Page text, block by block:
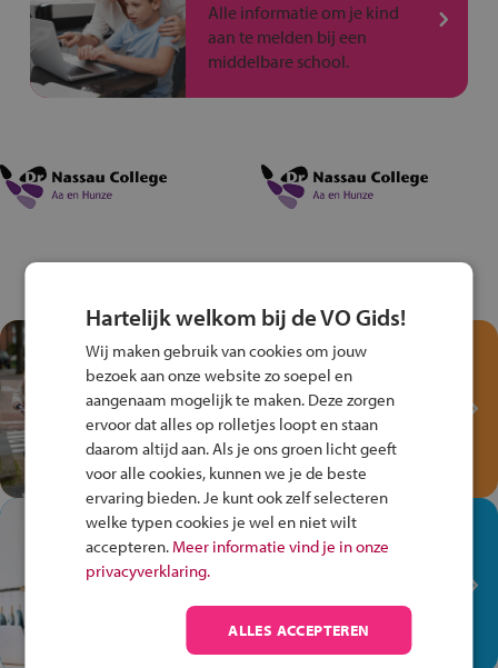
Alle informatie om je kind
aan te melden bij een
middelbare school.
Test je kennis met het
Fiets Veilig
Verkeersspel!
Speel het Fiets Veilig Verkeersspel
en win een Cortina-fiets!
In de winkel ben je op je
plek!
op de winkelvloer, waar elke dag
anders is!
Hartelijk welkom bij de VO Gids!
Wij maken gebruik van cookies om jouw
bezoek aan onze website zo soepel en
aangenaam mogelijk te maken. Deze zorgen
ervoor dat alles op rolletjes loopt en staan
daarom altijd aan. Als je ons groen licht geeft
voor alle cookies, kunnen we je de beste
ervaring bieden. Je kunt ook zelf selecteren
welke typen cookies je wel en niet wilt
accepteren. Meer informatie vind je in onze
privacyverklaring.
ALLES ACCEPTEREN